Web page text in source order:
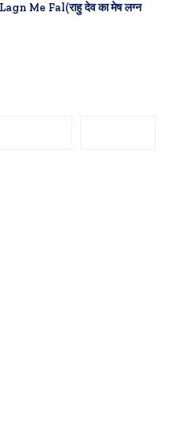
Me Fal(राहु देव का मेष लग्न